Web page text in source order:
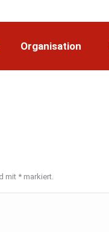
Organisation
mit * markiert.